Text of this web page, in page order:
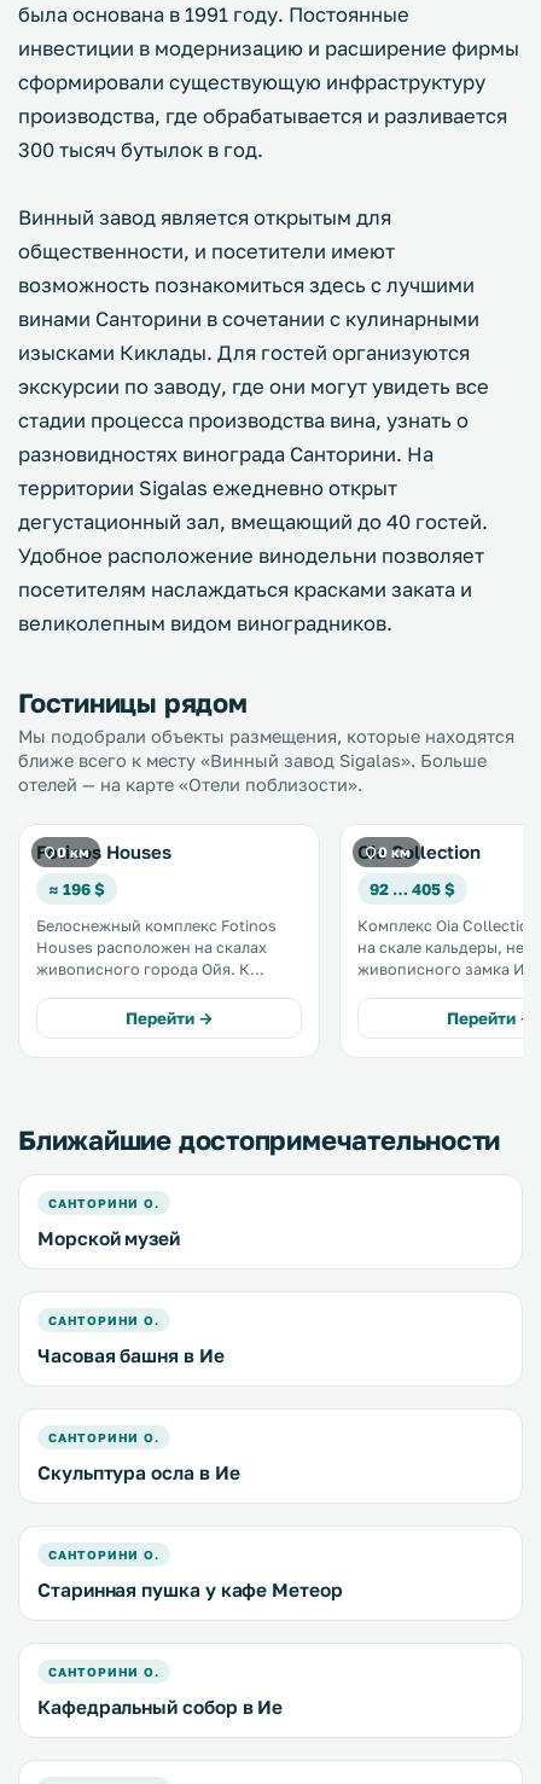
была основана в 1991 году. Постоянные
инвестиции в модернизацию и расширение фирмы
сформировали существующую инфраструктуру
производства, где обрабатывается и разливается
300 тысяч бутылок в год.
Винный завод является открытым для
общественности, и посетители имеют
возможность познакомиться здесь с лучшими
винами Санторини в сочетании с кулинарными
изысками Киклады. Для гостей организуются
экскурсии по заводу, где они могут увидеть все
стадии процесса производства вина, узнать о
разновидностях винограда Санторини. На
территории Sigalas ежедневно открыт
дегустационный зал, вмещающий до 40 гостей.
Удобное расположение винодельни позволяет
посетителям наслаждаться красками заката и
великолепным видом виноградников.
Гостиницы рядом
Мы подобрали объекты размещения, которые находятся
ближе всего к месту «Винный завод Sigalas». Больше
отелей — на карте «Отели поблизости».
0 км
Fotinos Houses
≈ 196 $
Белоснежный комплекс Fotinos
Houses расположен на скалах
живописного города Ойя. К
собственной террасой с
потрясающим видом на кальдеру,
Эгейское море и остров Тирасия.
Перейти →
0 км
Oia Collection
92 … 405 $
Комплекс Oia Collection
на скале кальдеры,
живописного замка Ия. К услугам
кикладском стиле. Во всех
номерах есть
меблированный балкон
Перейти →
Ближайшие достопримечательности
САНТОРИНИ О.
Морской музей
САНТОРИНИ О.
Часовая башня в Ие
САНТОРИНИ О.
Скульптура осла в Ие
САНТОРИНИ О.
Старинная пушка у кафе Метеор
САНТОРИНИ О.
Кафедральный собор в Ие